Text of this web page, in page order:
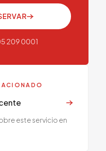
209 0001
este servicio en